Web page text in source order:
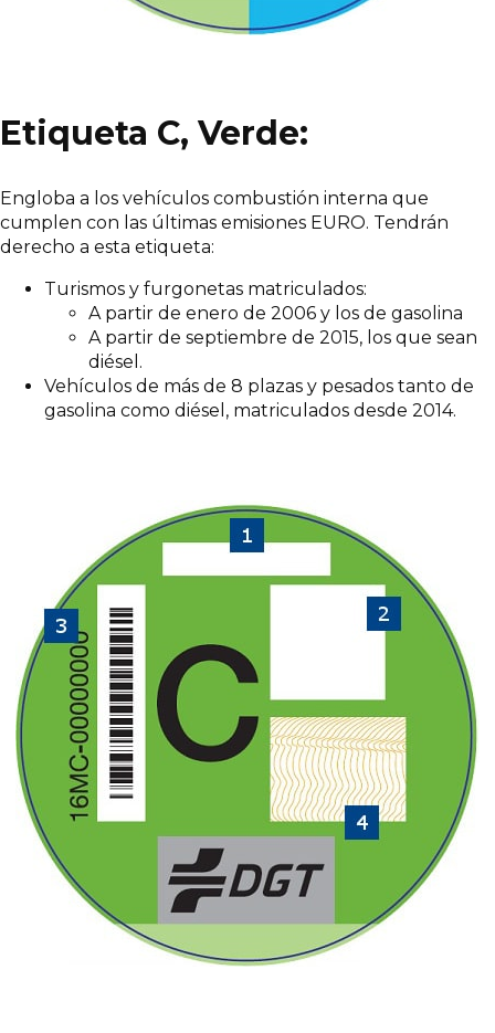
Etiqueta C, Verde:
Engloba a los vehículos combustión interna que
cumplen con las últimas emisiones EURO. Tendrán
derecho a esta etiqueta:
Turismos y furgonetas matriculados:
A partir de enero de 2006 y los de gasolina
A partir de septiembre de 2015, los que sean
diésel.
Vehículos de más de 8 plazas y pesados tanto de
gasolina como diésel, matriculados desde 2014.